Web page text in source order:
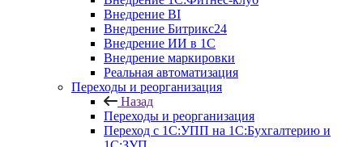
Внедрение BI
Внедрение Битрикс24
Внедрение ИИ в 1С
Внедрение маркировки
Реальная автоматизация
Переходы и реорганизация
Назад
Переходы и реорганизация
Переход с 1С:УПП на 1С:Бухгалтерию и